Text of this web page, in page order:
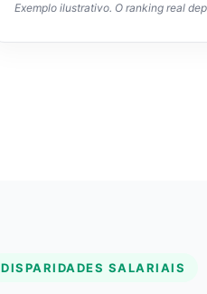
Exemplo ilustrativo. O ranking real
DISPARIDADES SALARIAIS